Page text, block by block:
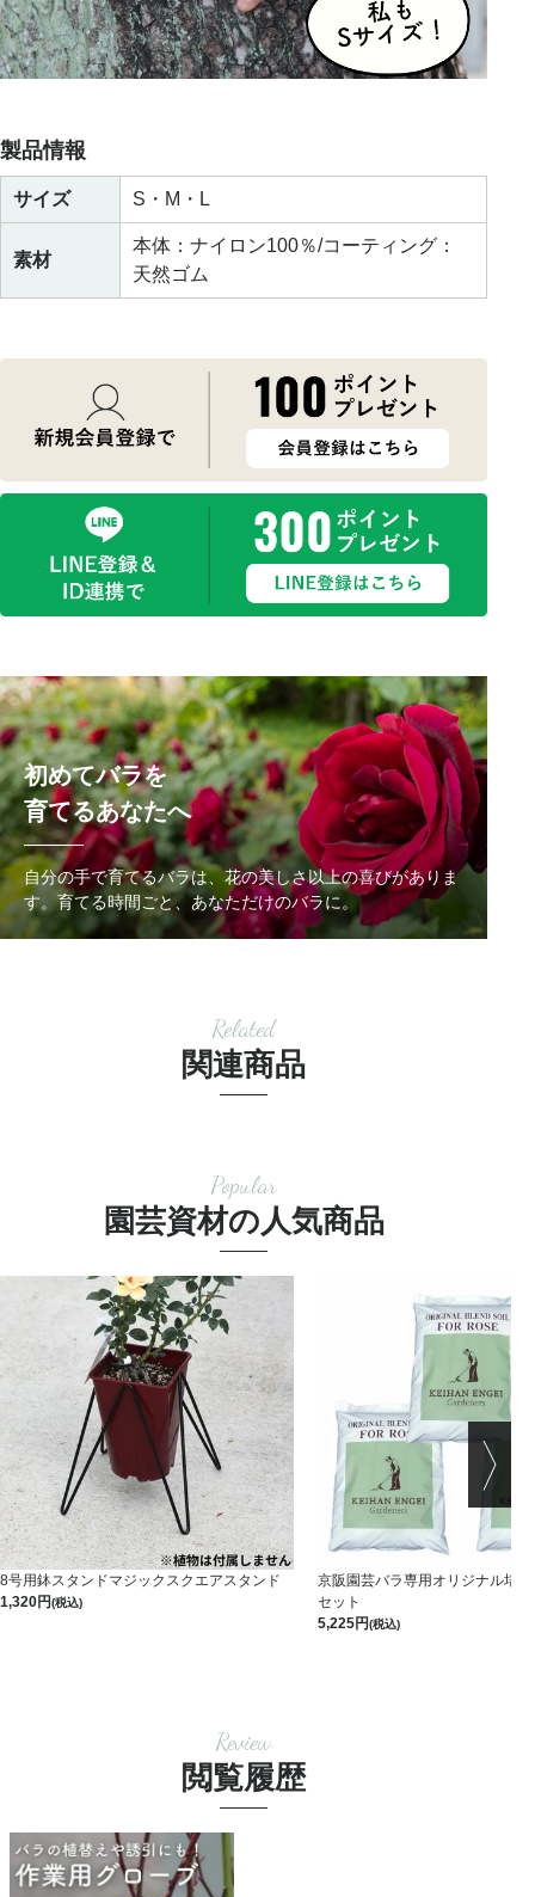
製品情報
サイズ S・M・L
素材
本体：ナイロン100％/コーティング：
天然ゴム
初めてバラを
育てるあなたへ
自分の手で育てるバラは、花の美しさ以上の喜びがありま
す。育てる時間ごと、あなただけのバラに。
Related
関連商品
Popular
園芸資材の人気商品
8号用鉢スタンドマジックスクエアスタンド
1,320
(税込)
京阪園芸バラ専用オリジナル培
セット
5,225
(税込)
Review
閲覧履歴